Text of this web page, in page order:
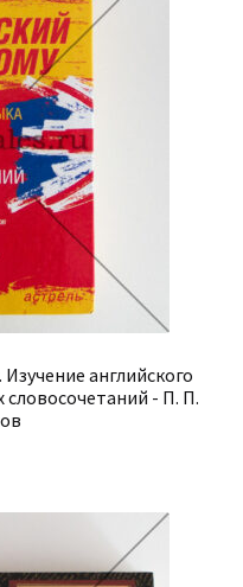
английского
- П. П.